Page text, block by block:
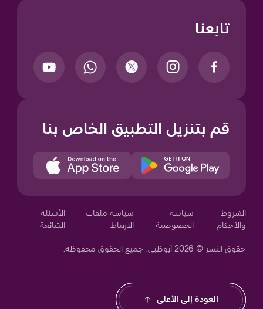
تابعنا
قم بتنزيل التطبيق الخاص بنا
الشروط
والأحكام
سياسة
الخصوصية
سياسة ملفات
الارتباط
الأسئلة
الشائعة
حقوق النشر © 2026 أبوظبي. جميع الحقوق محفوظة.
العودة إلى الأعلى